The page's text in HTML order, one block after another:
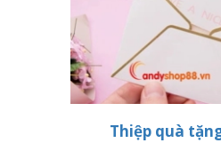
Thiệp quà